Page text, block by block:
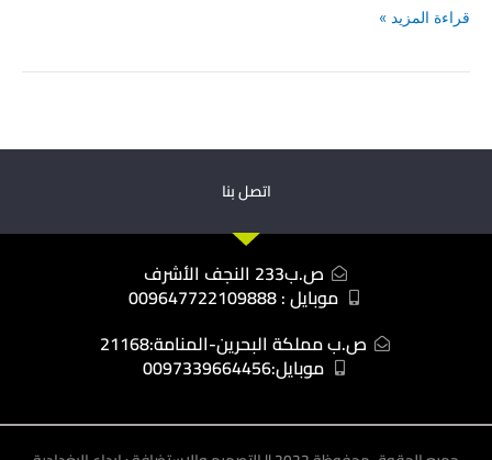
قراءة المزيد »
اتصل بنا
ص.ب233 النجف الأشرف
موبايل : 009647722109888
ص.ب مملكة البحرين-المنامة:21168
موبايل:0097339664456